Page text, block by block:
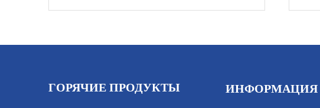
ГОРЯЧИЕ ПРОДУКТЫ ИНФОРМАЦИЯ